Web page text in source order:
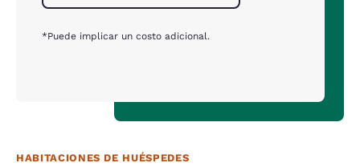
*Puede implicar un costo adicional.
HABITACIONES DE HUÉSPEDES